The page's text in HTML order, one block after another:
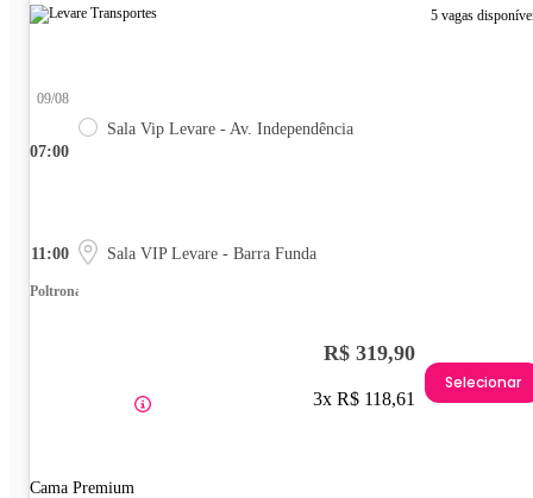
5 vagas
07:00
09/08
Sala Vip Levare - Av. Independência
11:00 Sala VIP Levare - Barra Funda
Poltrona
Cama Premium
R$ 319,90
3x R$ 118,61
Selecionar